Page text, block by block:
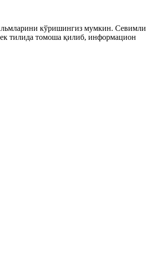
кўришингиз мумкин. Севимли
тилида томоша қилиб, информацион